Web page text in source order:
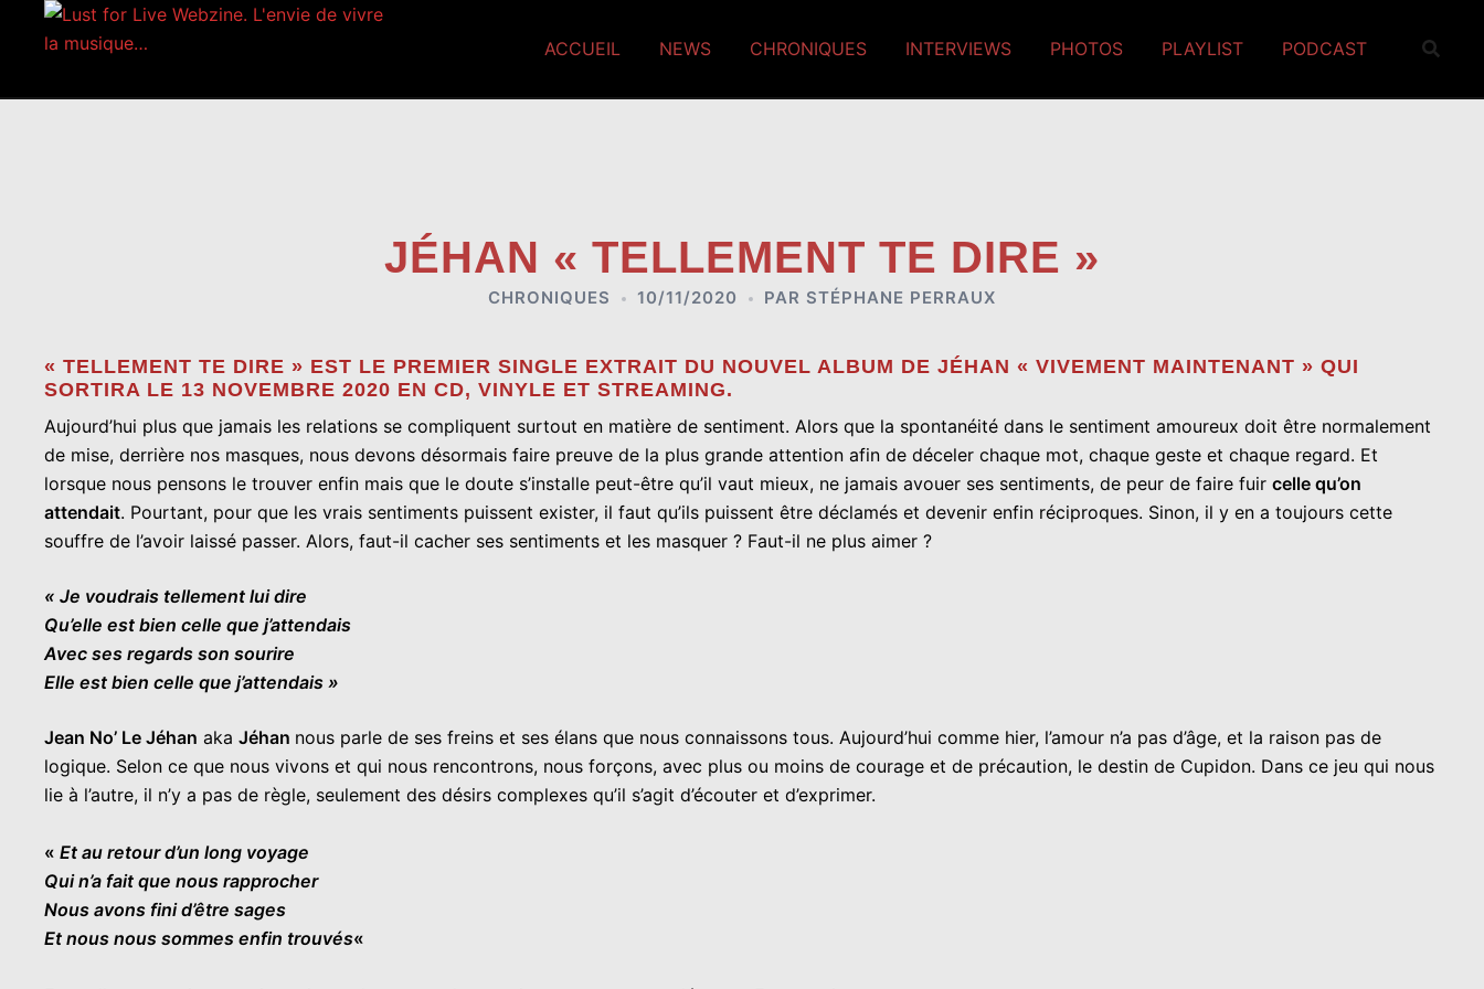
ACCUEIL NEWS CHRONIQUES INTERVIEWS PHOTOS PLAYLIST PODCAST
JÉHAN « TELLEMENT TE DIRE »
CHRONIQUES 10/11/2020 PAR STÉPHANE PERRAUX
« TELLEMENT TE DIRE » EST LE PREMIER SINGLE EXTRAIT DU NOUVEL ALBUM DE JÉHAN « VIVEMENT MAINTENANT » QUI
SORTIRA LE 13 NOVEMBRE 2020 EN CD, VINYLE ET STREAMING.
Aujourd’hui plus que jamais les relations se compliquent surtout en matière de sentiment. Alors que la spontanéité dans le sentiment amoureux doit être normalement
de mise, derrière nos masques, nous devons désormais faire preuve de la plus grande attention afin de déceler chaque mot, chaque geste et chaque regard. Et
lorsque nous pensons le trouver enfin mais que le doute s’installe peut-être qu’il vaut mieux, ne jamais avouer ses sentiments, de peur de faire fuir celle qu’on
attendait. Pourtant, pour que les vrais sentiments puissent exister, il faut qu’ils puissent être déclamés et devenir enfin réciproques. Sinon, il y en a toujours cette
souffre de l’avoir laissé passer. Alors, faut-il cacher ses sentiments et les masquer ? Faut-il ne plus aimer ?
« Je voudrais tellement lui dire
Qu’elle est bien celle que j’attendais
Avec ses regards son sourire
Elle est bien celle que j’attendais »
Jean No’ Le Jéhan aka Jéhan nous parle de ses freins et ses élans que nous connaissons tous. Aujourd’hui comme hier, l’amour n’a pas d’âge, et la raison pas de
logique. Selon ce que nous vivons et qui nous rencontrons, nous forçons, avec plus ou moins de courage et de précaution, le destin de Cupidon. Dans ce jeu qui nous
lie à l’autre, il n’y a pas de règle, seulement des désirs complexes qu’il s’agit d’écouter et d’exprimer.
« Et au retour d’un long voyage
Qui n’a fait que nous rapprocher
Nous avons fini d’être sages
Et nous nous sommes enfin trouvés«